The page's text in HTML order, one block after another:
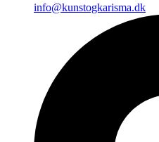
info@kunstogkarisma.dk